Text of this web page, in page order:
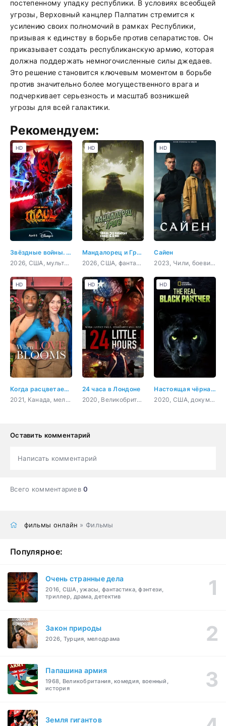
постепенному упадку республики. В условиях всеобщей
угрозы, Верховный канцлер Палпатин стремится к
усилению своих полномочий в рамках Республики,
призывая к единству в борьбе против сепаратистов. Он
приказывает создать республиканскую армию, которая
должна поддержать немногочисленные силы джедаев.
Это решение становится ключевым моментом в борьбе
против значительно более могущественного врага и
подчеркивает серьезность и масштаб возникшей
угрозы для всей галактики.
Рекомендуем:
Звёздные войны. Дарт Мол: Повелитель теней
2026, США, мультфильм, фантастика, боевик, приключения, семейный
HD
Мандалорец и Грогу
2026, США, фантастика, фэнтези, боевик, приключения, семейный
HD
Сайен
2023, Чили, боевик, триллер
HD
Когда расцветает любовь
2021, Канада, мелодрама, комедия
HD
24 часа в Лондоне
2020, Великобритания, боевик, триллер, драма, криминал
HD
Настоящая чёрная пантера
2020, США, документальный, короткометражка
HD
Оставить комментарий
Написать комментарий
Всего комментариев0
фильмы онлайн » Фильмы
Популярное:
Очень странные дела
2016, США, ужасы, фантастика, фэнтези,
триллер, драма, детектив
Закон природы
2026, Турция, мелодрама
Папашина армия
1968, Великобритания, комедия, военный,
история
Земля гигантов